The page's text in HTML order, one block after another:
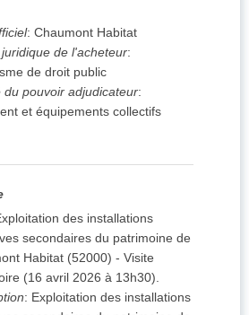
: Chaumont Habitat
de l'acheteur:
de droit public
du pouvoir adjudicateur:
et équipements collectifs
des installations
secondaires du patrimoine de
Habitat (52000) - Visite
(16 avril 2026 à 13h30).
: Exploitation des installations